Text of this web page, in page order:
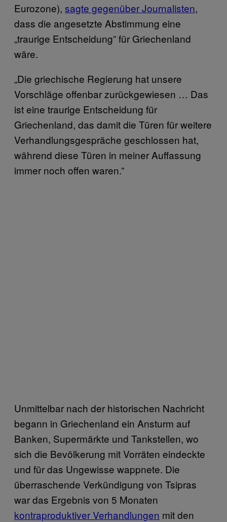
Eurozone), sagte gegenüber Journalisten,
dass die angesetzte Abstimmung eine
„traurige Entscheidung” für Griechenland
wäre.
„Die griechische Regierung hat unsere
Vorschläge offenbar zurückgewiesen … Das
ist eine traurige Entscheidung für
Griechenland, das damit die Türen für weitere
Verhandlungsgespräche geschlossen hat,
während diese Türen in meiner Auffassung
immer noch offen waren.”
Unmittelbar nach der historischen Nachricht
begann in Griechenland ein Ansturm auf
Banken, Supermärkte und Tankstellen, wo
sich die Bevölkerung mit Vorräten eindeckte
und für das Ungewisse wappnete. Die
überraschende Verkündigung von Tsipras
war das Ergebnis von 5 Monaten
kontraproduktiver Verhandlungen mit den